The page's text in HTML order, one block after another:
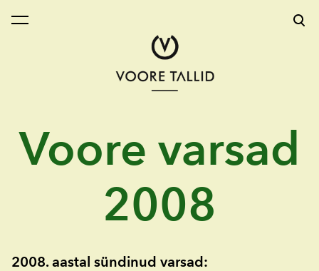
lisati ostukorvi.
Voore varsad
2008
2008. aastal sündinud varsad: